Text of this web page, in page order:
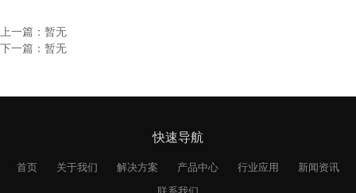
上一篇：暂无
下一篇：暂无
快速导航
首页 关于我们 解决方案 产品中心 行业应用
新闻资讯